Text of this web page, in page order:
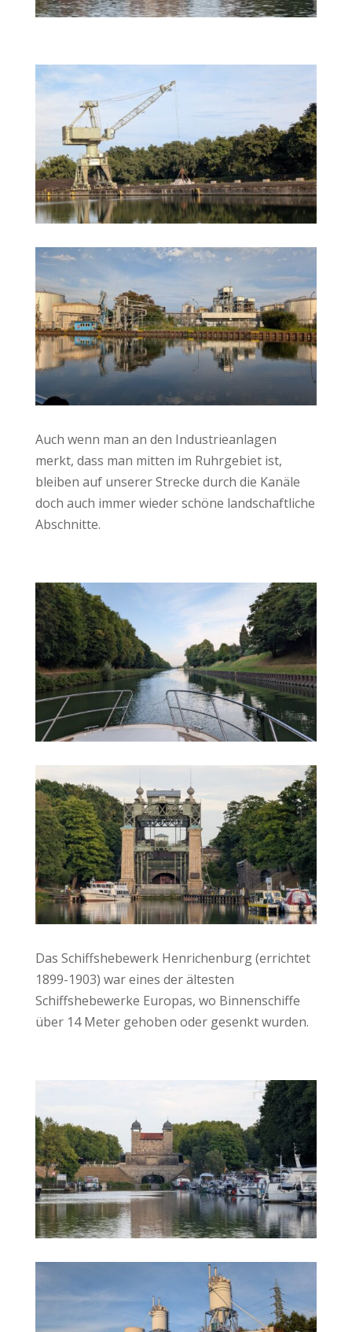
Auch wenn man an den Industrieanlagen
merkt, dass man mitten im Ruhrgebiet ist,
bleiben auf unserer Strecke durch die Kanäle
doch auch immer wieder schöne landschaftliche
Abschnitte.
Das Schiffshebewerk Henrichenburg (errichtet
1899-1903) war eines der ältesten
Schiffshebewerke Europas, wo Binnenschiffe
über 14 Meter gehoben oder gesenkt wurden.